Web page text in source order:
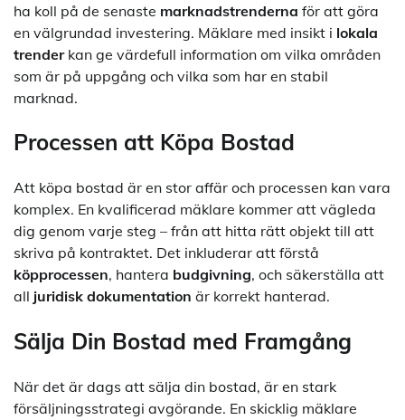
ha koll på de senaste marknadstrenderna för att göra
en välgrundad investering. Mäklare med insikt i lokala
trenderkan ge värdefull information om vilka områden
som är på uppgång och vilka som har en stabil
marknad.
Processen att Köpa Bostad
Att köpa bostad är en stor affär och processen kan vara
komplex. En kvalificerad mäklare kommer att vägleda
dig genom varje steg – från att hitta rätt objekt till att
skriva på kontraktet. Det inkluderar att förstå
köpprocessen, hantera budgivning, och säkerställa att
all juridisk dokumentation är korrekt hanterad.
Sälja Din Bostad med Framgång
När det är dags att sälja din bostad, är en stark
försäljningsstrategi avgörande. En skicklig mäklare